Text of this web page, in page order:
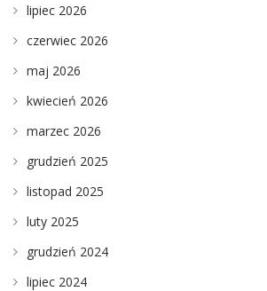
lipiec 2026
czerwiec 2026
maj 2026
kwiecień 2026
marzec 2026
grudzień 2025
listopad 2025
luty 2025
grudzień 2024
lipiec 2024